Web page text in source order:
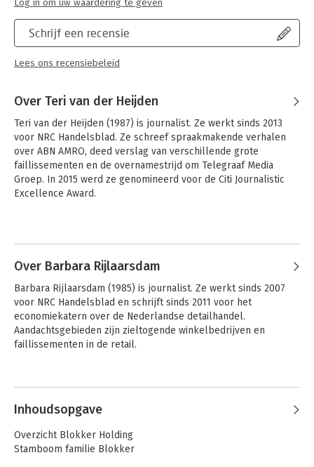
Schrijf een recensie
Lees ons recensiebeleid
Log in om uw waardering te geven
Over Teri van der Heijden
Teri van der Heijden (1987) is journalist. Ze werkt sinds 2013
voor NRC Handelsblad. Ze schreef spraakmakende verhalen
over ABN AMRO, deed verslag van verschillende grote
faillissementen en de overnamestrijd om Telegraaf Media
Groep. In 2015 werd ze genomineerd voor de Citi Journalistic
Excellence Award.
Heijden
Blokker
Over Barbara Rijlaarsdam
Barbara Rijlaarsdam (1985) is journalist. Ze werkt sinds 2007
voor NRC Handelsblad en schrijft sinds 2011 voor het
economiekatern over de Nederlandse detailhandel.
Aandachtsgebieden zijn zieltogende winkelbedrijven en
faillissementen in de retail.
Andere boeken door Barbara
Rijlaarsdam
Inhoudsopgave
Overzicht Blokker Holding
Stamboom familie Blokker